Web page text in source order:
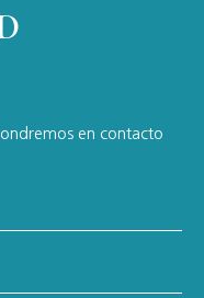
en contacto